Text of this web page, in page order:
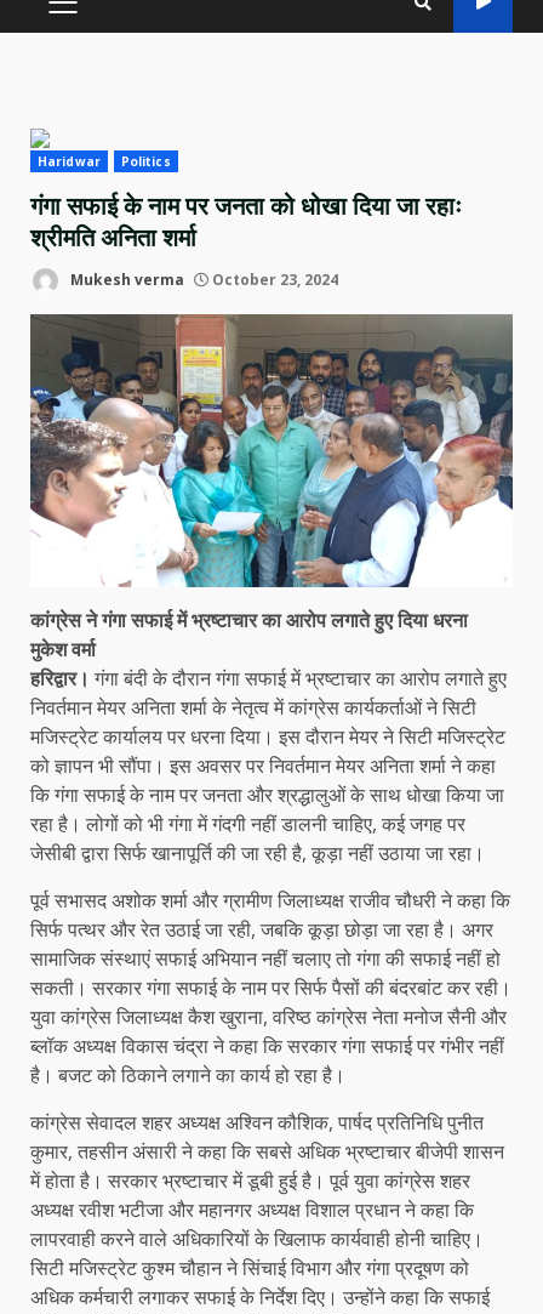
PRIMARY
Haridwar Politics
गंगा सफाई के नाम पर जनता को धोखा दिया जा रहाः
श्रीमति अनिता शर्मा
Mukesh verma October 23, 2024
कांग्रेस ने गंगा सफाई में भ्रष्टाचार का आरोप लगाते हुए दिया धरना
मुकेश वर्मा
हरिद्वार। गंगा बंदी के दौरान गंगा सफाई में भ्रष्टाचार का आरोप लगाते हुए
निवर्तमान मेयर अनिता शर्मा के नेतृत्व में कांग्रेस कार्यकर्ताओं ने सिटी
मजिस्ट्रेट कार्यालय पर धरना दिया। इस दौरान मेयर ने सिटी मजिस्ट्रेट
को ज्ञापन भी सौंपा। इस अवसर पर निवर्तमान मेयर अनिता शर्मा ने कहा
कि गंगा सफाई के नाम पर जनता और श्रद्धालुओं के साथ धोखा किया जा
रहा है। लोगों को भी गंगा में गंदगी नहीं डालनी चाहिए, कई जगह पर
जेसीबी द्वारा सिर्फ खानापूर्ति की जा रही है, कूड़ा नहीं उठाया जा रहा।
पूर्व सभासद अशोक शर्मा और ग्रामीण जिलाध्यक्ष राजीव चौधरी ने कहा कि
सिर्फ पत्थर और रेत उठाई जा रही, जबकि कूड़ा छोड़ा जा रहा है। अगर
सामाजिक संस्थाएं सफाई अभियान नहीं चलाए तो गंगा की सफाई नहीं हो
सकती। सरकार गंगा सफाई के नाम पर सिर्फ पैसों की बंदरबांट कर रही।
युवा कांग्रेस जिलाध्यक्ष कैश खुराना, वरिष्ठ कांग्रेस नेता मनोज सैनी और
ब्लॉक अध्यक्ष विकास चंद्रा ने कहा कि सरकार गंगा सफाई पर गंभीर नहीं
है। बजट को ठिकाने लगाने का कार्य हो रहा है।
कांग्रेस सेवादल शहर अध्यक्ष अश्विन कौशिक, पार्षद प्रतिनिधि पुनीत
कुमार, तहसीन अंसारी ने कहा कि सबसे अधिक भ्रष्टाचार बीजेपी शासन
में होता है। सरकार भ्रष्टाचार में डूबी हुई है। पूर्व युवा कांग्रेस शहर
अध्यक्ष रवीश भटीजा और महानगर अध्यक्ष विशाल प्रधान ने कहा कि
लापरवाही करने वाले अधिकारियों के खिलाफ कार्यवाही होनी चाहिए।
सिटी मजिस्ट्रेट कुश्म चौहान ने सिंचाई विभाग और गंगा प्रदूषण को
अधिक कर्मचारी लगाकर सफाई के निर्देश दिए। उन्होंने कहा कि सफाई